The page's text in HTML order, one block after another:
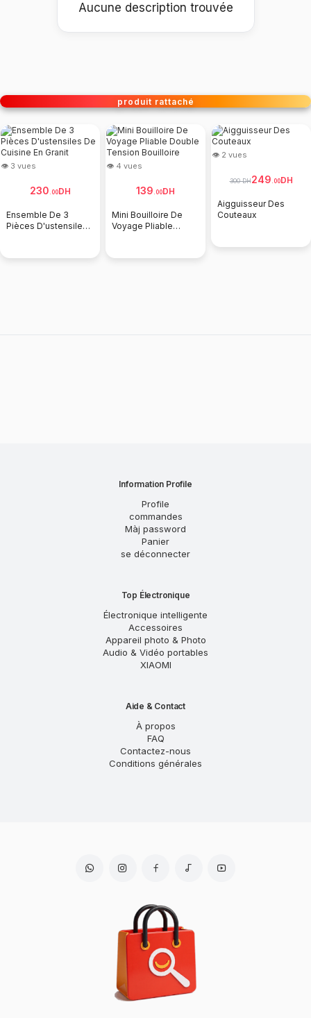
Aucune description trouvée
produit rattaché
👁 3 vues
230 00DH
Ensemble De 3
Pièces D'ustensiles
👁 4 vues
139 00DH
Mini Bouilloire De
Voyage Pliable
👁 2 vues
300 DH249 00DH
Aigguisseur Des
Couteaux
Information Profile
Profile
commandes
Màj password
Panier
se déconnecter
Top Électronique
Électronique intelligente
Accessoires
Appareil photo & Photo
Audio & Vidéo portables
XIAOMI
Aide & Contact
À propos
FAQ
Contactez-nous
Conditions générales